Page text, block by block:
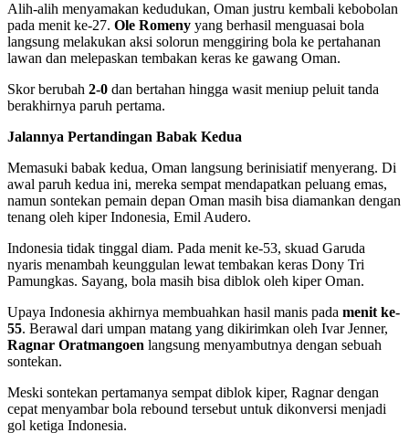
Alih-alih menyamakan kedudukan, Oman justru kembali kebobolan
pada menit ke-27. Ole Romeny yang berhasil menguasai bola
langsung melakukan aksi solorun menggiring bola ke pertahanan
lawan dan melepaskan tembakan keras ke gawang Oman.
Skor berubah 2-0 dan bertahan hingga wasit meniup peluit tanda
berakhirnya paruh pertama.
Jalannya Pertandingan Babak Kedua
Memasuki babak kedua, Oman langsung berinisiatif menyerang. Di
awal paruh kedua ini, mereka sempat mendapatkan peluang emas,
namun sontekan pemain depan Oman masih bisa diamankan dengan
tenang oleh kiper Indonesia, Emil Audero.
Indonesia tidak tinggal diam. Pada menit ke-53, skuad Garuda
nyaris menambah keunggulan lewat tembakan keras Dony Tri
Pamungkas. Sayang, bola masih bisa diblok oleh kiper Oman.
Upaya Indonesia akhirnya membuahkan hasil manis pada menit ke-
55. Berawal dari umpan matang yang dikirimkan oleh Ivar Jenner,
Ragnar Oratmangoen langsung menyambutnya dengan sebuah
sontekan.
Meski sontekan pertamanya sempat diblok kiper, Ragnar dengan
cepat menyambar bola rebound tersebut untuk dikonversi menjadi
gol ketiga Indonesia.